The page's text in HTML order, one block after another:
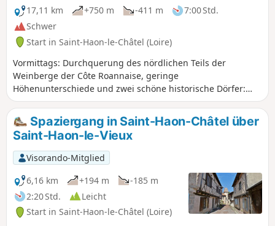
17,11 km
+750 m -411 m
7:00 Std.
Schwer
Start in Saint-Haon-le-Châtel (Loire)
Vormittags: Durchquerung des nördlichen Teils der
Weinberge der Côte Roannaise, geringe
Höhenunterschiede und zwei schöne historische Dörfer:
Saint-Haon-le-Châtel und Ambierle mit einem reichen
Kulturerbe, das frei besichtigt werden kann. Der
Nachmittag ist sportlicher mit dem Aufstieg nach Les
Moulbachs (765 m) durch Wiesen und Wälder. Der größte
Teil der Strecke verläuft auf unbefestigten Wegen ohne
Verkehr.
Spaziergang in Saint-Haon-Châtel über
Saint-Haon-le-Vieux
Visorando-Mitglied
6,16 km
+194 m
-185 m
2:20 Std.
Leicht
Start in Saint-Haon-le-Châtel (Loire)